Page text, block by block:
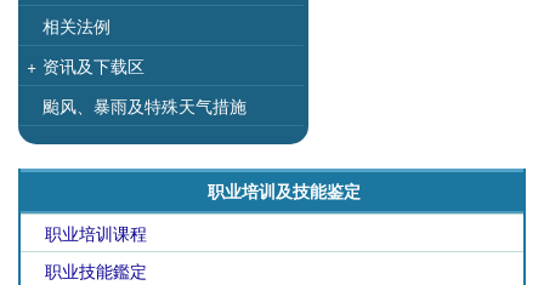
相关法例
+ 资讯及下载区
颱风、暴雨及特殊天气措施
职业培训及技能鉴定
职业培训课程
职业技能鑑定